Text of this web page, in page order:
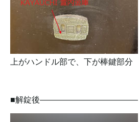
上がハンドル部で、下が棒鍵部分
■解錠後————————————